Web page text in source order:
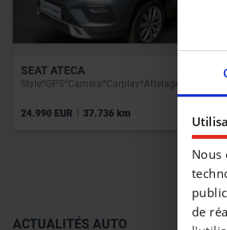
Nous
de
SEAT ATECA
Style*GPS*Caméra*Carplay*AttelageCapteurs
24.990 EUR | 37.736 km
ACTUALITÉS AUTO